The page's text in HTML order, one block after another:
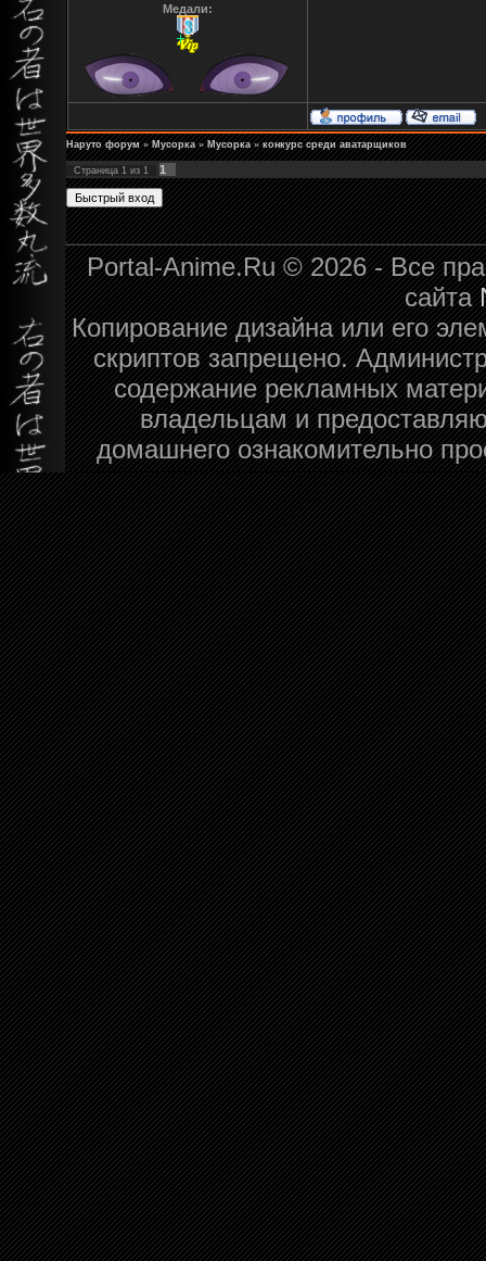
Медали:
Наруто форум » Мусорка » Мусорка » конкурс среди аватарщиков
Страница 1 из 1 1
Portal-Anime.Ru © 2026 - Все
сайта
Копирование дизайна или его
скриптов запрещено.
содержание рекламных
владельцам и
домашнего ознакомительно